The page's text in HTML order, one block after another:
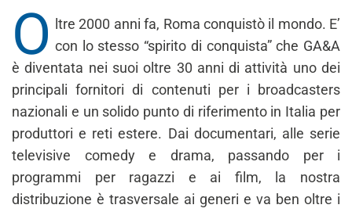
O
ltre 2000 anni fa, Roma conquistò il mondo. E’
con lo stesso “spirito di conquista” che GA&A
è diventata nei suoi oltre 30 anni di attività uno dei
principali fornitori di contenuti per i broadcasters
nazionali e un solido punto di riferimento in Italia per
produttori e reti estere. Dai documentari, alle serie
televisive comedy e drama, passando per i
programmi per ragazzi e ai film, la nostra
distribuzione è trasversale ai generi e va ben oltre i